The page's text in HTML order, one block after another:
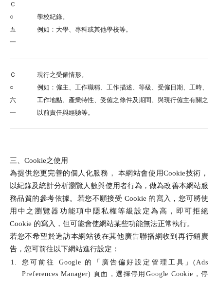
Ｃ
○
五
一
學校紀錄。
例如：大學、專科或其他學校等。
Ｃ
○
六
一
現行之受僱情形。
例如：僱主、工作職稱、工作描述、等級、受僱日期、工時、
工作地點、產業特性、受僱之條件及期間、與現行僱主有關之
以前責任與經驗等。
三、Cookie之使用
為提供您更完善的個人化服務， 本網站會使用Cookie技術，
以紀錄及統計分析瀏覽人數與使用者行為，做為改善本網站服
務品質的參考依據。若您不願接受 Cookie 的寫入，您可將使
用中之瀏覽器功能項中隱私權等級設定為高，即可拒絕
Cookie 的寫入，但可能會使網站某些功能無法正常執行。
若您不希望於造訪本網站後在其他廣告聯播網收到再行銷廣
告，您可前往以下網站進行設定：
您可前往 Google 的「廣告偏好設定管理工具」(Ads
Preferences Manager) 頁面，選擇停用Google Cookie，停